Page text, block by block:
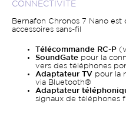
CONNECTIVITÉ
Bernafon Chronos 7 Nano
accessoires sans-fil
Télécommande RC-P
SoundGate pour la
vers des téléphones
Adaptateur TV pour la
via Bluetooth®
Adaptateur
signaux de téléphones